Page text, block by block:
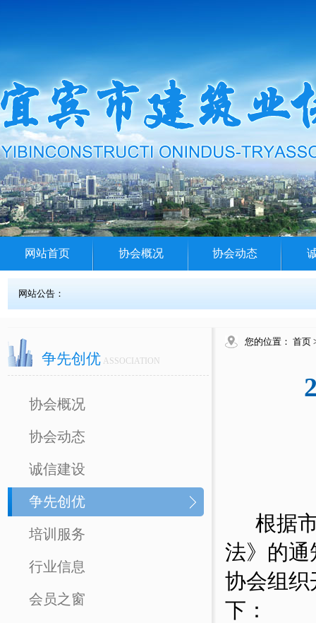
网站首页 协会概况 协会动态
网站公告：
争先创优 ASSOCIATION
协会概况
协会动态
诚信建设
争先创优
培训服务
行业信息
会员之窗
您的位置： 首页
根据
法》的通
协会组织
下：